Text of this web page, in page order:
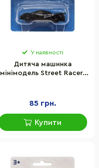
У наявності
Дитяча машинка
мінімодель Street Racers
85 грн.
Купити